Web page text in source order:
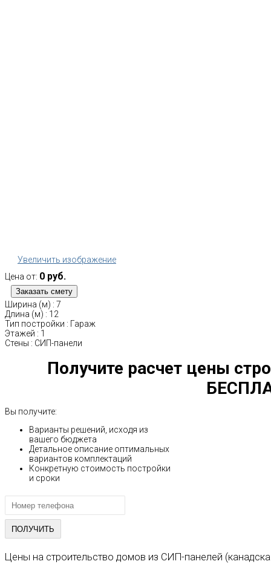
Увеличить изображение
Цена от: 0 руб.
Ширина (м) : 7
Длина (м) : 12
Тип постройки : Гараж
Этажей : 1
Стены : СИП-панели
Получите расчет цены
Вы получите:
Варианты решений, исходя из
вашего бюджета
Детальное описание оптимальных
вариантов комплектаций
Конкретную стоимость постройки
и сроки
Цены на строительство домов из СИП-панелей